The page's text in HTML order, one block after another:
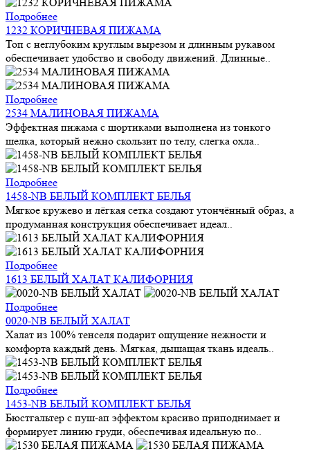
Подробнее
1232 КОРИЧНЕВАЯ ПИЖАМА
Топ с неглубоким круглым вырезом и длинным рукавом
обеспечивает удобство и свободу движений. Длинные..
Подробнее
2534 МАЛИНОВАЯ ПИЖАМА
Эффектная пижама с шортиками выполнена из тонкого
шелка, который нежно скользит по телу, слегка охла..
Подробнее
1458-NB БЕЛЫЙ КОМПЛЕКТ БЕЛЬЯ
Мягкое кружево и лёгкая сетка создают утончённый образ, а
продуманная конструкция обеспечивает идеал..
Подробнее
1613 БЕЛЫЙ ХАЛАТ КАЛИФОРНИЯ
Подробнее
0020-NB БЕЛЫЙ ХАЛАТ
Халат из 100% тенселя подарит ощущение нежности и
комфорта каждый день. Мягкая, дышащая ткань идеаль..
Подробнее
1453-NB БЕЛЫЙ КОМПЛЕКТ БЕЛЬЯ
Бюстгальтер с пуш-ап эффектом красиво приподнимает и
формирует линию груди, обеспечивая идеальную по..